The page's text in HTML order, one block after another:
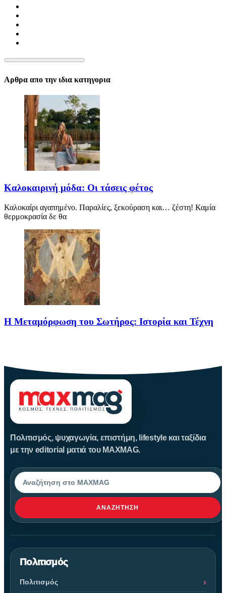
Αρθρα απο την ιδια κατηγορια
Καλοκαιρινή μόδα: Οι τάσεις φέτος
Καλοκαίρι αγαπημένο. Παραλίες, ξεκούραση και… ζέστη! Καμία
θερμοκρασία δε θα
Η Μεταμόρφωση του Σωτήρος: Ιστορία και Τέχνη
Πολιτισμός, ψυχαγωγία, επιστήμη, lifestyle και ταξίδια
με την editorial ματιά του MAXMAG.
Αναζήτηση
ΑΝΑΖΉΤΗΣΗ
Πολιτισμός
Πολιτισμός